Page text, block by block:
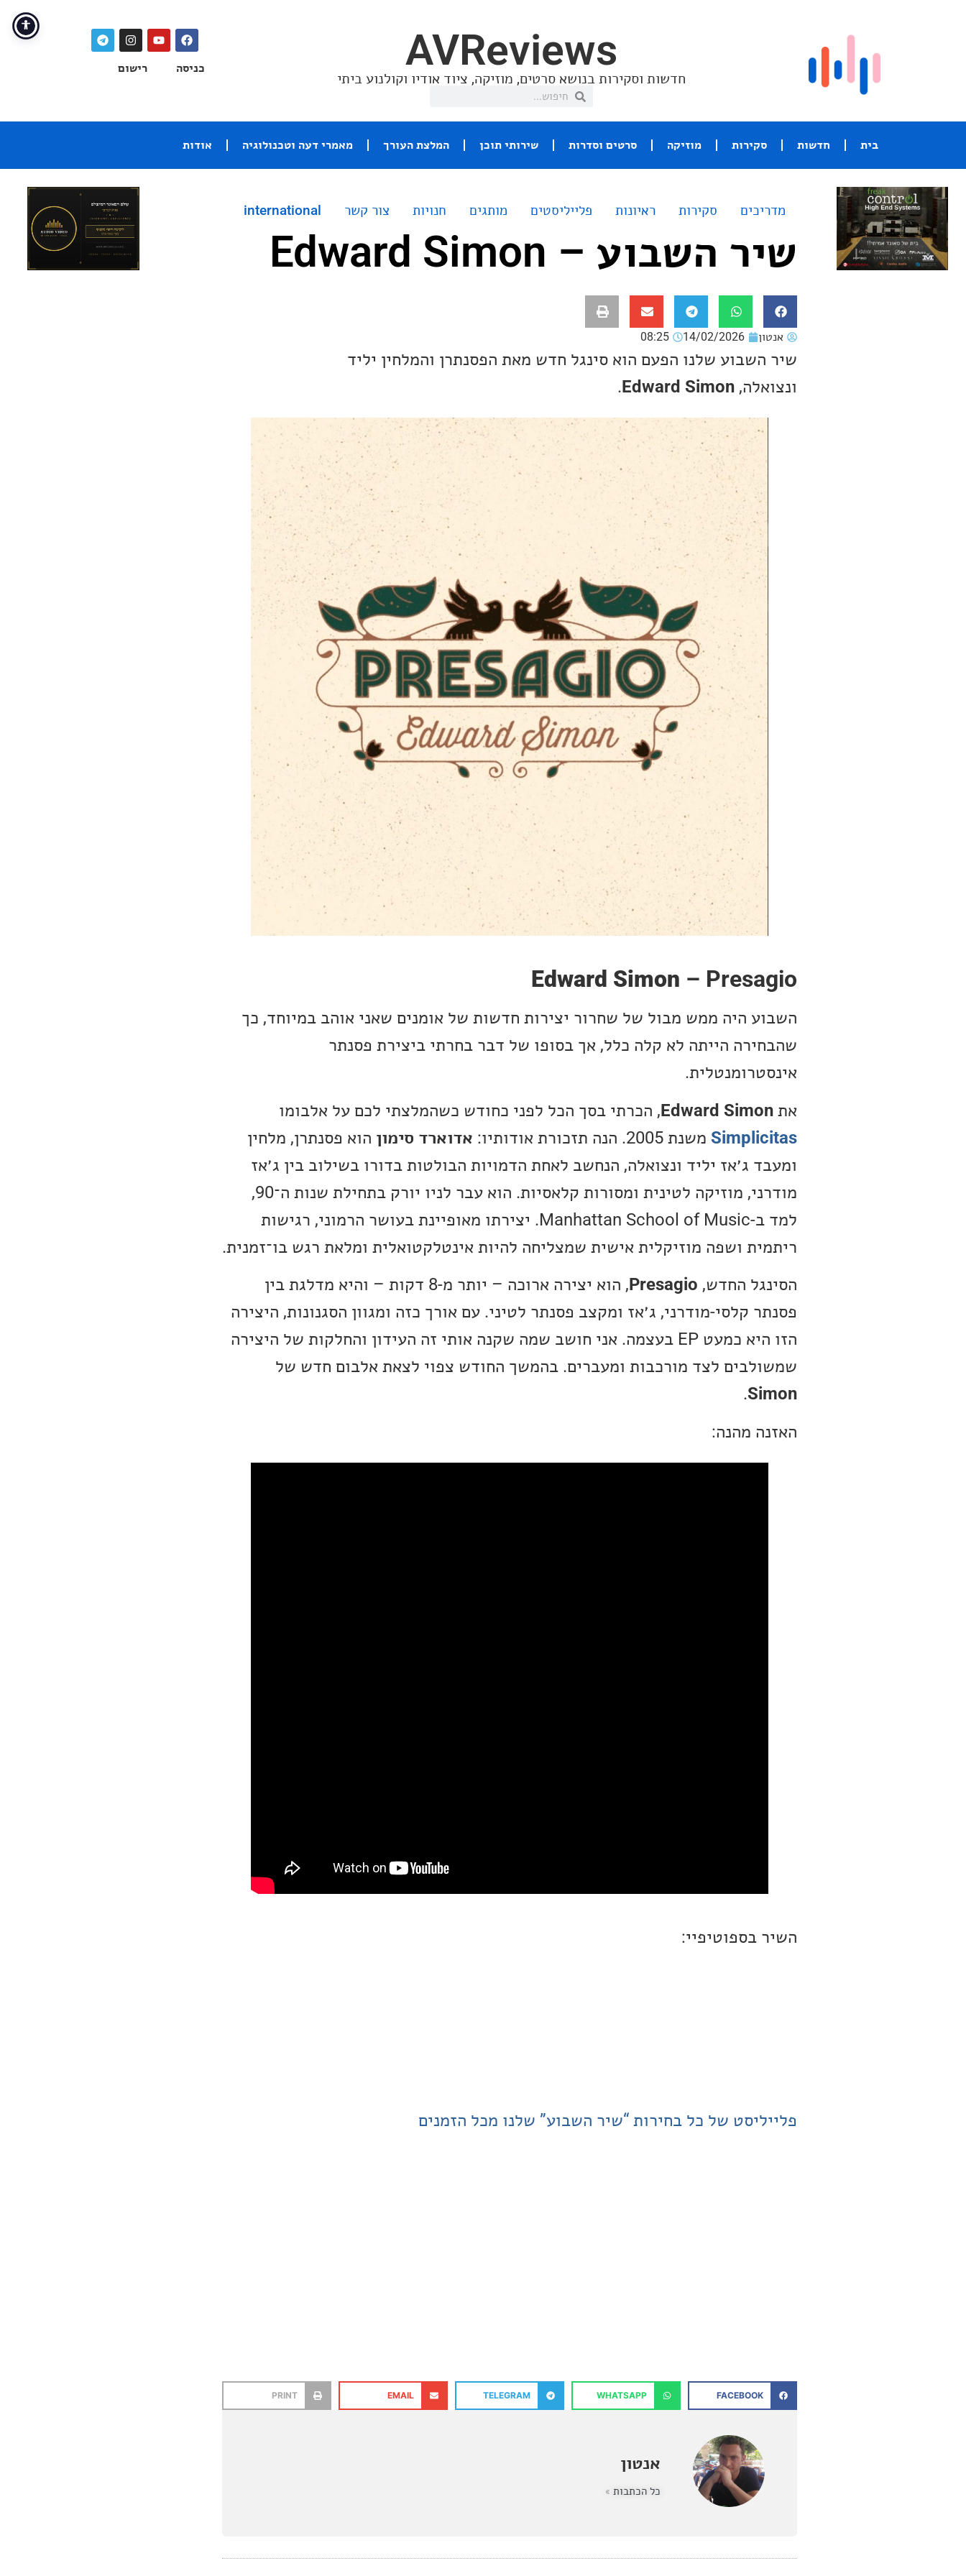
AVReviews
חדשות וסקירות בנושא סרטים, מוזיקה, ציוד אודיו וקולנוע ביתי
כניסה רישום
בית חדשות סקירות מוזיקה סרטים וסדרות שירותי תוכן המלצת העורך מאמרי דעה וטכנולוגיה אודות
מדריכים סקירות ראיונות פלייליסטים מותגים חנויות צור קשר international
שיר השבוע – Edward Simon
אנטון 14/02/2026
08:25
שיר השבוע שלנו הפעם הוא סינגל חדש מאת הפסנתרן והמלחין יליד
ונצואלה,Edward Simon
.
Edward Simon – Presagio
השבוע היה ממש מבול של שחרור יצירות חדשות של אומנים שאני אוהב במיוחד, כך
שהבחירה הייתה לא קלה כלל, אך בסופו של דבר בחרתי ביצירת פסנתר
אינסטרומנטלית.
אתEdward Simon, הכרתי בסך הכל לפני כחודש כשהמלצתי לכם על אלבומו
Simplicitas משנת 2005. הנה תזכורת אודותיו: אדוארד סימון הוא פסנתרן, מלחין
ומעבד ג׳אז יליד ונצואלה, הנחשב לאחת הדמויות הבולטות בדורו בשילוב בין ג׳אז
מודרני, מוזיקה לטינית ומסורות קלאסיות. הוא עבר לניו יורק בתחילת שנות ה־90,
למד ב-Manhattan School of Music. יצירתו מאופיינת בעושר הרמוני, רגישות
ריתמית ושפה מוזיקלית אישית שמצליחה להיות אינטלקטואלית ומלאת רגש בו־זמנית.
הסינגל החדש, Presagio
, הוא יצירה ארוכה – יותר מ-8 דקות – והיא מדלגת בין
פסנתר קלסי-מודרני, ג׳אז ומקצב פסנתר לטיני. עם אורך כזה ומגוון הסגנונות, היצירה
הזו היא כמעט EP בעצמה. אני חושב שמה שקנה אותי זה העידון והחלקות של היצירה
שמשולבים לצד מורכבות ומעברים. בהמשך החודש צפוי לצאת אלבום חדש של
Simon
.
האזנה מהנה:
השיר בספוטיפיי:
פלייליסט של כל בחירות “שיר השבוע” שלנו מכל הזמנים
FACEBOOK
WHATSAPP
TELEGRAM
EMAIL
PRINT
אנטון
כל הכתבות »